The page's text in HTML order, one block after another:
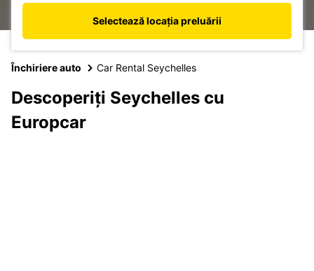
Selectează locația preluării
Închiriere auto Car Rental Seychelles
Descoperiți Seychelles cu
Europcar